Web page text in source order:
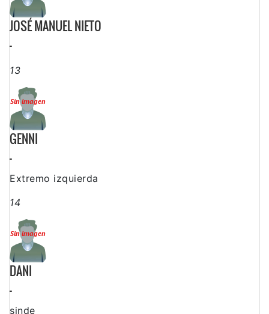
JOSÉ MANUEL NIETO
-
13
GENNI
-
Extremo izquierda
14
DANI
-
sinde